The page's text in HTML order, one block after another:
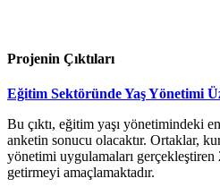
Projenin Çıktıları
Eğitim Sektöründe Yaş Yönetimi
Bu çıktı, eğitim yaşı yönetimindeki
anketin sonucu olacaktır. Ortaklar,
yönetimi uygulamaları
getirmeyi amaçlamaktadır.